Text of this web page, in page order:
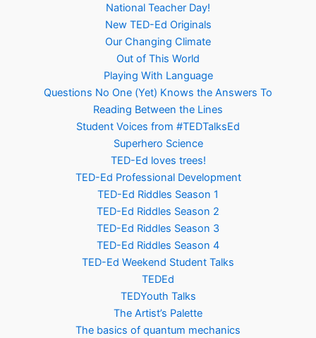
National Teacher Day!
New TED-Ed Originals
Our Changing Climate
Out of This World
Playing With Language
Questions No One (Yet) Knows the Answers To
Reading Between the Lines
Student Voices from #TEDTalksEd
Superhero Science
TED-Ed loves trees!
TED-Ed Professional Development
TED-Ed Riddles Season 1
TED-Ed Riddles Season 2
TED-Ed Riddles Season 3
TED-Ed Riddles Season 4
TED-Ed Weekend Student Talks
TEDEd
TEDYouth Talks
The Artist’s Palette
The basics of quantum mechanics